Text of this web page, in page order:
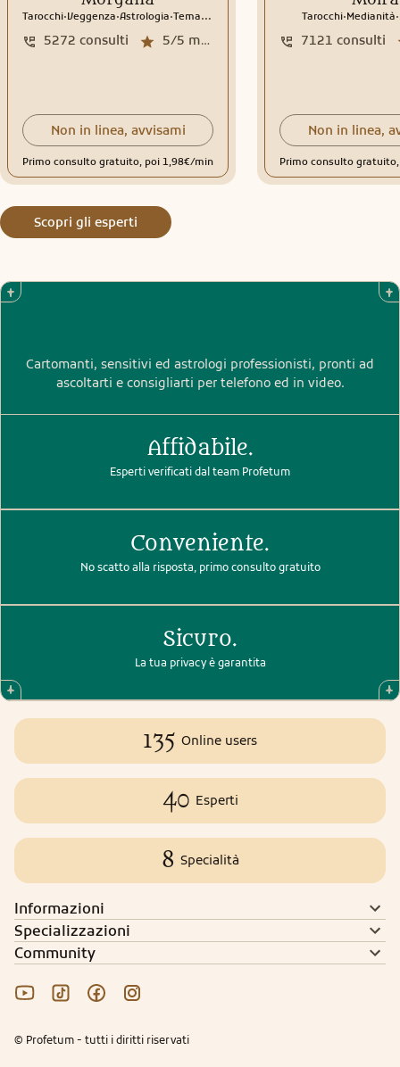
Tarocchi.Veggenza.Astrologia.Tema natale Interpretazione sogni
5/5 media recensioni
5272 consulti
Non in linea, avvisami
Primo consulto gratuito, poi 1,98€/min
Tarocchi.Medianità.
7121 consulti
Non in linea,
Primo consulto
Scopri gli esperti
Cartomanti, sensitivi ed astrologi professionisti, pronti ad
ascoltarti e consigliarti per telefono ed in video.
Affidabile.
Esperti verificati dal team Profetum
Conveniente.
No scatto alla risposta, primo consulto gratuito
Sicuro.
La tua privacy è garantita
135 Online users
40 Esperti
8 Specialità
Informazioni
Specializzazioni
Community
© Profetum - tutti i diritti riservati